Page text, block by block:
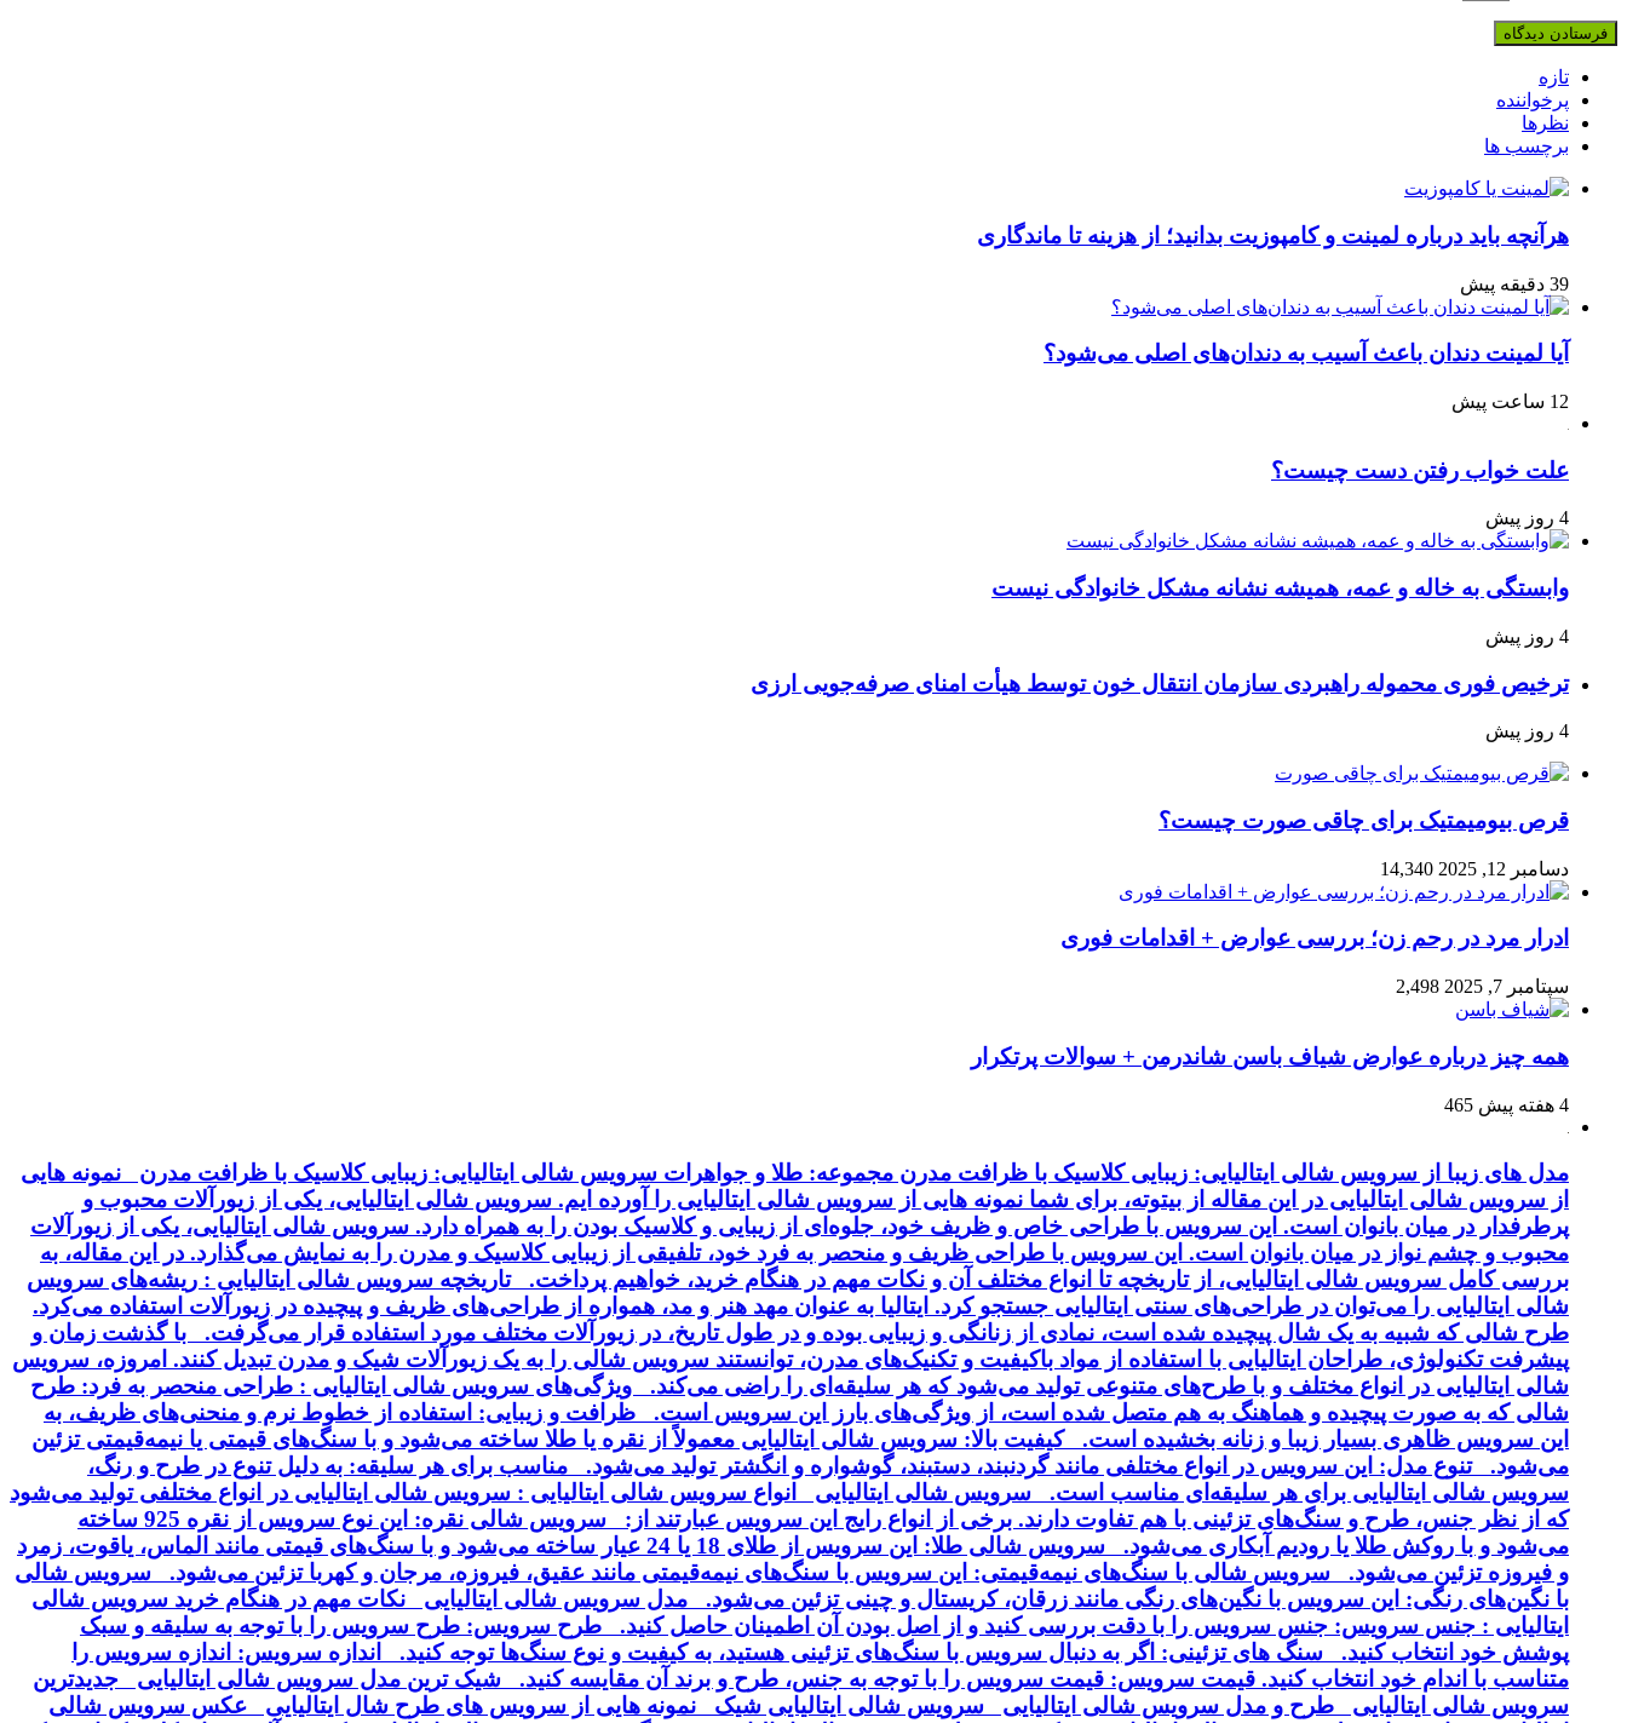
تازه
پرخواننده
نظرها
برچسب ها
هرآنچه باید درباره لمینت و کامپوزیت بدانید؛ از هزینه تا ماندگاری
39 دقیقه پیش
آیا لمینت دندان باعث آسیب به دندان‌های اصلی می‌شود؟
12 ساعت پیش
علت خواب رفتن دست چیست؟
4 روز پیش
وابستگی به خاله و عمه، همیشه نشانه مشکل خانوادگی نیست
4 روز پیش
ترخیص فوری محموله راهبردی سازمان انتقال خون توسط هیأت امنای صرفه‌جویی ارزی
4 روز پیش
قرص بیومیمتیک برای چاقی صورت چیست؟
دسامبر 12, 2025 14,340
ادرار مرد در رحم زن؛ بررسی عوارض + اقدامات فوری
سپتامبر 7, 2025 2,498
همه چیز درباره عوارض شیاف باسن شاندرمن + سوالات پرتکرار
4 هفته پیش 465
مدل های زیبا از سرویس شالی ایتالیایی: زیبایی کلاسیک با ظرافت مدرن مجموعه: طلا و جواهرات سرویس شالی ایتالیایی: زیبایی کلاسیک با ظرافت مدرن نمونه هایی
از سرویس شالی ایتالیایی در این مقاله از بیتوته، برای شما نمونه هایی از سرویس شالی ایتالیایی را آورده ایم. سرویس شالی ایتالیایی، یکی از زیورآلات محبوب و
پرطرفدار در میان بانوان است. این سرویس با طراحی خاص و ظریف خود، جلوه‌ای از زیبایی و کلاسیک بودن را به همراه دارد. سرویس شالی ایتالیایی، یکی از زیورآلات
محبوب و چشم نواز در میان بانوان است. این سرویس با طراحی ظریف و منحصر به فرد خود، تلفیقی از زیبایی کلاسیک و مدرن را به نمایش می‌گذارد. در این مقاله، به
بررسی کامل سرویس شالی ایتالیایی، از تاریخچه تا انواع مختلف آن و نکات مهم در هنگام خرید، خواهیم پرداخت. تاریخچه سرویس شالی ایتالیایی : ریشه‌های سرویس
شالی ایتالیایی را می‌توان در طراحی‌های سنتی ایتالیایی جستجو کرد. ایتالیا به عنوان مهد هنر و مد، همواره از طراحی‌های ظریف و پیچیده در زیورآلات استفاده می‌کرد.
طرح شالی که شبیه به یک شال پیچیده شده است، نمادی از زنانگی و زیبایی بوده و در طول تاریخ، در زیورآلات مختلف مورد استفاده قرار می‌گرفت. با گذشت زمان و
پیشرفت تکنولوژی، طراحان ایتالیایی با استفاده از مواد باکیفیت و تکنیک‌های مدرن، توانستند سرویس شالی را به یک زیورآلات شیک و مدرن تبدیل کنند. امروزه، سرویس
شالی ایتالیایی در انواع مختلف و با طرح‌های متنوعی تولید می‌شود که هر سلیقه‌ای را راضی می‌کند. ویژگی‌های سرویس شالی ایتالیایی : طراحی منحصر به فرد: طرح
شالی که به صورت پیچیده و هماهنگ به هم متصل شده است، از ویژگی‌های بارز این سرویس است. ظرافت و زیبایی: استفاده از خطوط نرم و منحنی‌های ظریف، به
این سرویس ظاهری بسیار زیبا و زنانه بخشیده است. کیفیت بالا: سرویس شالی ایتالیایی معمولاً از نقره یا طلا ساخته می‌شود و با سنگ‌های قیمتی یا نیمه‌قیمتی تزئین
می‌شود. تنوع مدل: این سرویس در انواع مختلفی مانند گردنبند، دستبند، گوشواره و انگشتر تولید می‌شود. مناسب برای هر سلیقه: به دلیل تنوع در طرح و رنگ،
سرویس شالی ایتالیایی برای هر سلیقه‌ای مناسب است. سرویس شالی ایتالیایی انواع سرویس شالی ایتالیایی : سرویس شالی ایتالیایی در انواع مختلفی تولید می‌شود
که از نظر جنس، طرح و سنگ‌های تزئینی با هم تفاوت دارند. برخی از انواع رایج این سرویس عبارتند از: سرویس شالی نقره: این نوع سرویس از نقره 925 ساخته
می‌شود و با روکش طلا یا رودیم آبکاری می‌شود. سرویس شالی طلا: این سرویس از طلای 18 یا 24 عیار ساخته می‌شود و با سنگ‌های قیمتی مانند الماس، یاقوت، زمرد
و فیروزه تزئین می‌شود. سرویس شالی با سنگ‌های نیمه‌قیمتی: این سرویس با سنگ‌های نیمه‌قیمتی مانند عقیق، فیروزه، مرجان و کهربا تزئین می‌شود. سرویس شالی
با نگین‌های رنگی: این سرویس با نگین‌های رنگی مانند زرقان، کریستال و چینی تزئین می‌شود. مدل سرویس شالی ایتالیایی نکات مهم در هنگام خرید سرویس شالی
ایتالیایی : جنس سرویس: جنس سرویس را با دقت بررسی کنید و از اصل بودن آن اطمینان حاصل کنید. طرح سرویس: طرح سرویس را با توجه به سلیقه و سبک
پوشش خود انتخاب کنید. سنگ های تزئینی: اگر به دنبال سرویس با سنگ‌های تزئینی هستید، به کیفیت و نوع سنگ‌ها توجه کنید. اندازه سرویس: اندازه سرویس را
متناسب با اندام خود انتخاب کنید. قیمت سرویس: قیمت سرویس را با توجه به جنس، طرح و برند آن مقایسه کنید. شیک ترین مدل سرویس شالی ایتالیایی جدیدترین
سرویس شالی ایتالیایی طرح و مدل سرویس شالی ایتالیایی سرویس شالی ایتالیایی شیک نمونه هایی از سرویس های طرح شال ایتالیایی عکس سرویس شالی